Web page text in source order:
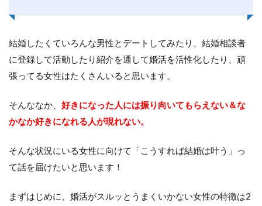
結婚したくていろんな男性とデートしてみたり、結婚相談者
に登録して活動したり紹介を通して婚活を活性化したり、頑
張ってる女性はたくさんいると思います。
そんななか、 好きになった人には振り向いてもらえない＆な
かなか好きになれる人が現れない。
そんな状況にいる女性に向けて「こうすれば結婚は叶う」っ
て話を届けたいと思います！
まずはじめに、婚活がスルッとうまくいかない女性の特徴は2